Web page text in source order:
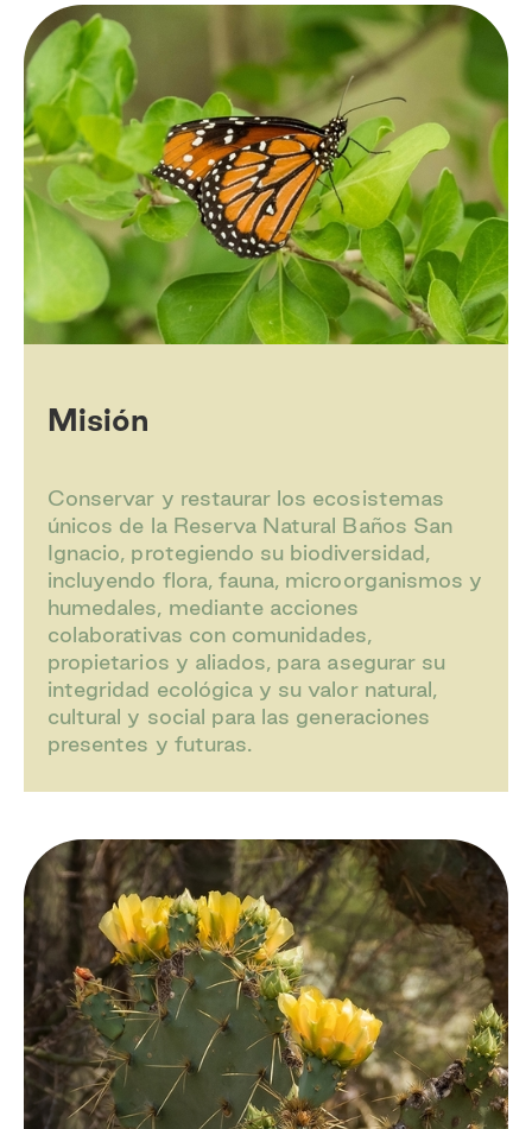
Misión
Conservar y restaurar los ecosistemas
únicos de la Reserva Natural Baños San
Ignacio, protegiendo su biodiversidad,
incluyendo flora, fauna, microorganismos y
humedales, mediante acciones
colaborativas con comunidades,
propietarios y aliados, para asegurar su
integridad ecológica y su valor natural,
cultural y social para las generaciones
presentes y futuras.